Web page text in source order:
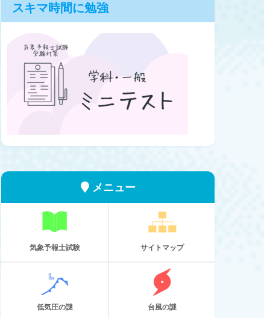
スキマ時間に勉強
メニュー
気象予報士試験 サイトマップ
低気圧の謎 台風の謎